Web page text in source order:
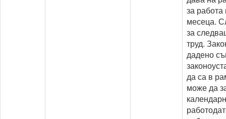
за
месеца.
за
труд.
дадено
да са в
може да